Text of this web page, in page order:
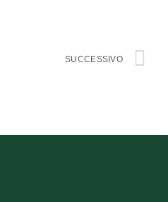
SUCCESSIVO